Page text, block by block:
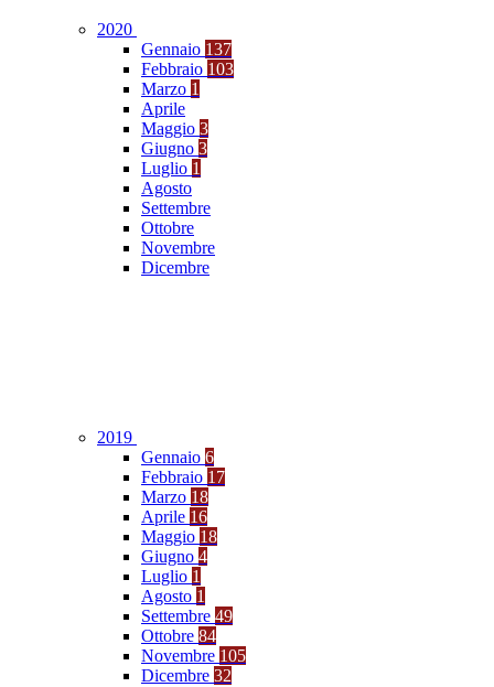
2020
Gennaio 137
Febbraio 103
Marzo 1
Aprile
Maggio 3
Giugno 3
Luglio 1
Agosto
Settembre
Ottobre
Novembre
Dicembre
2019
Gennaio 6
Febbraio 17
Marzo 18
Aprile 16
Maggio 18
Giugno 4
Luglio 1
Agosto 1
Settembre 49
Ottobre 84
Novembre 105
Dicembre 32